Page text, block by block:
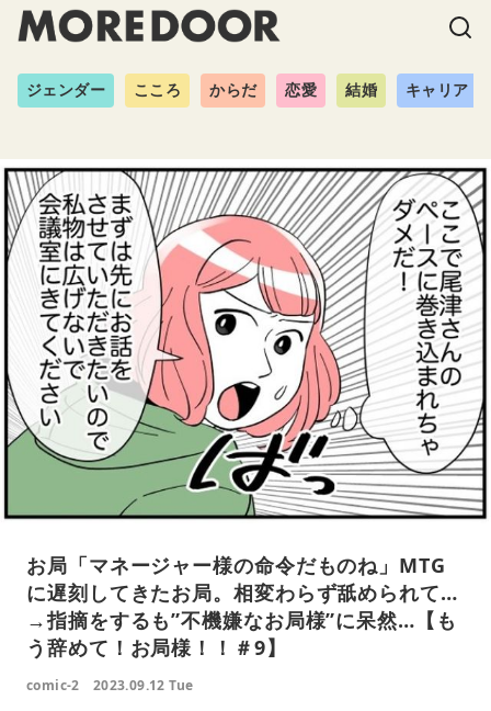
ジェンダー こころ からだ 恋愛 結婚 キャリア
お局「マネージャー様の命令だものね」MTG
に遅刻してきたお局。相変わらず舐められて…
→指摘をするも”不機嫌なお局様”に呆然…【も
う辞めて！お局様！！＃9】
comic-2 2023.09.12 Tue